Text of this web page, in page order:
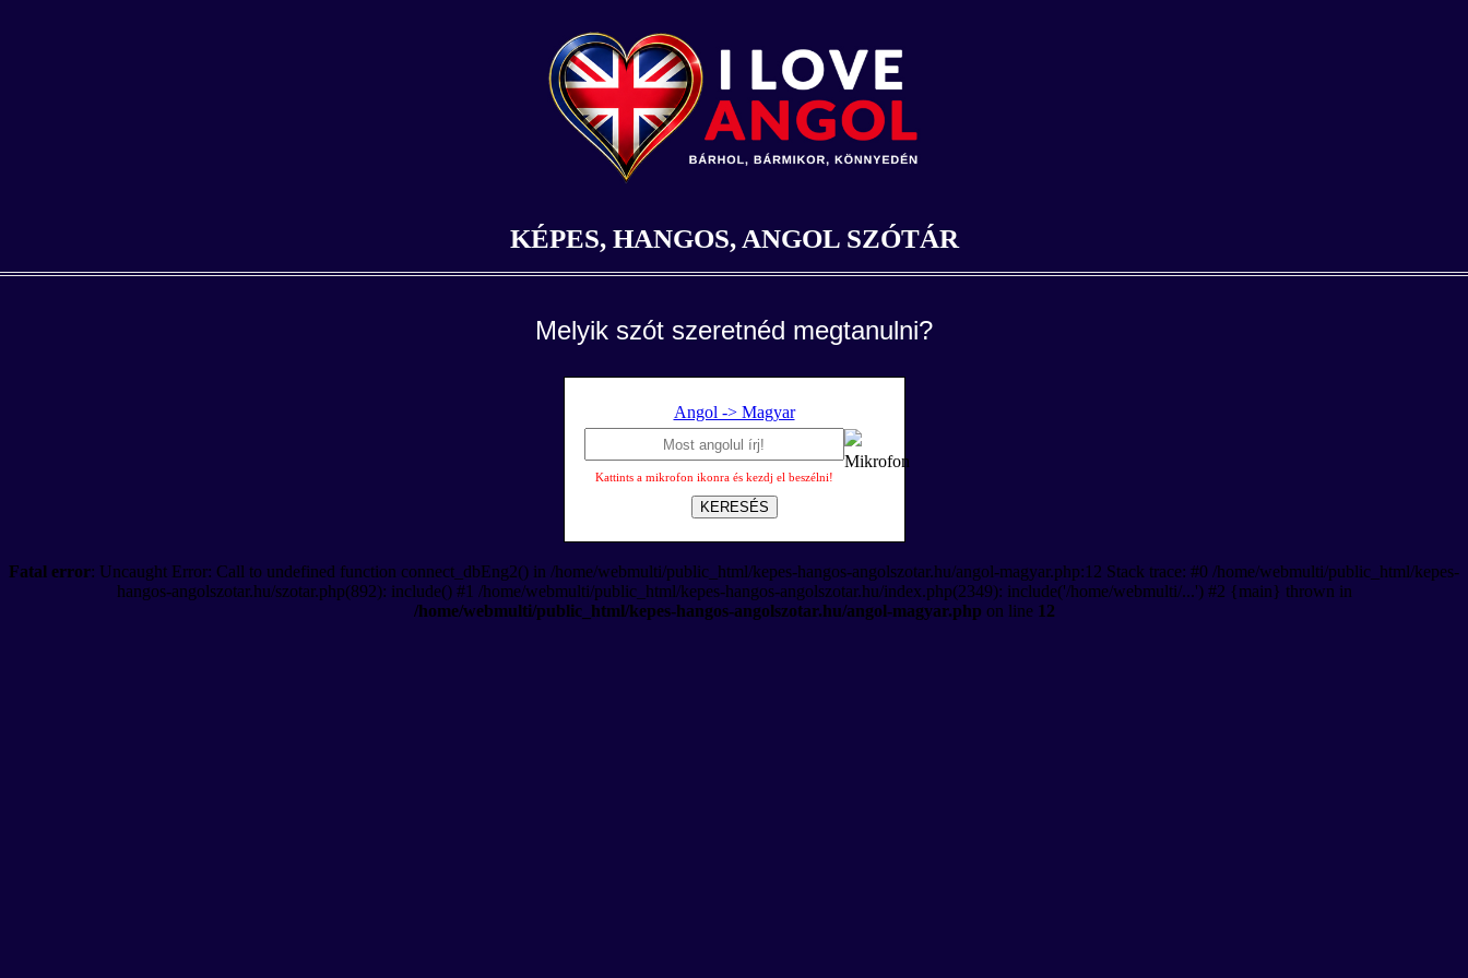
KÉPES, HANGOS, ANGOL SZÓTÁR
Melyik szót szeretnéd megtanulni?
Angol -> Magyar
Kattints a mikrofon ikonra és kezdj el beszélni!
KERESÉS
Fatal error: Uncaught Error: Call to undefined function connect_dbEng2() in /home/webmulti/public_html/kepes-hangos-angolszotar.hu/angol-magyar.php:12 Stack trace: #0 /home/webmulti/public_html/kepes-
hangos-angolszotar.hu/szotar.php(892): include() #1 /home/webmulti/public_html/kepes-hangos-angolszotar.hu/index.php(2349): include('/home/webmulti/...') #2 {main} thrown in
/home/webmulti/public_html/kepes-hangos-angolszotar.hu/angol-magyar.php on line 12